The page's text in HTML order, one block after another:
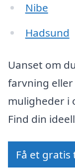
Nibe
Hadsund
Uanset om
farvning
muligheder i
Find din
Få et